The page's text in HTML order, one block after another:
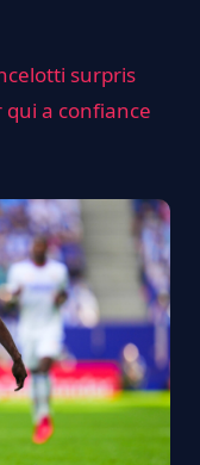
surpris
a confiance